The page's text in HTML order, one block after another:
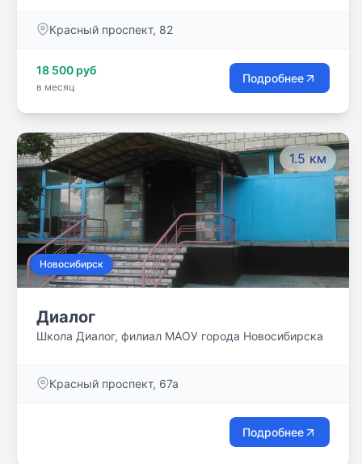
чего хочет и как этого достичь.
Красный проспект, 82
18 500 руб
в месяц
Подробнее
1.5 км
Новосибирск
Диалог
Школа Диалог, филиал МАОУ города Новосибирска
Красный проспект, 67а
Подробнее